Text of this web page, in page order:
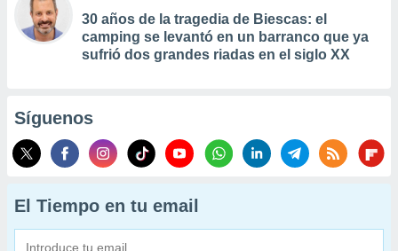
30 años de la tragedia de Biescas: el
camping se levantó en un barranco que ya
sufrió dos grandes riadas en el siglo XX
Síguenos
El Tiempo en tu email